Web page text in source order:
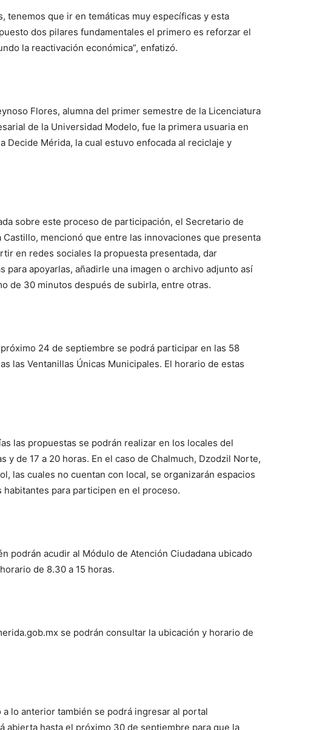
tenemos que ir en temáticas muy específicas y esta
dos pilares fundamentales el primero es reforzar el
la reactivación económica”, enfatizó.
Flores, alumna del primer semestre de la Licenciatura
de la Universidad Modelo, fue la primera usuaria en
Decide Mérida, la cual estuvo enfocada al reciclaje y
sobre este proceso de participación, el Secretario de
Castillo, mencionó que entre las innovaciones que presenta
en redes sociales la propuesta presentada, dar
para apoyarlas, añadirle una imagen o archivo adjunto así
de 30 minutos después de subirla, entre otras.
24 de septiembre se podrá participar en las 58
las Ventanillas Únicas Municipales. El horario de estas
las propuestas se podrán realizar en los locales del
y de 17 a 20 horas. En el caso de Chalmuch, Dzodzil Norte,
las cuales no cuentan con local, se organizarán espacios
para participen en el proceso.
podrán acudir al Módulo de Atención Ciudadana ubicado
de 8.30 a 15 horas.
se podrán consultar la ubicación y horario de
lo anterior también se podrá ingresar al portal
abierta hasta el próximo 30 de septiembre para que la